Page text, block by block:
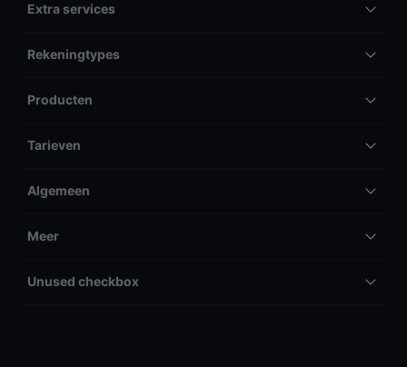
Extra services
Rekeningtypes
Producten
Tarieven
Algemeen
Meer
Unused checkbox